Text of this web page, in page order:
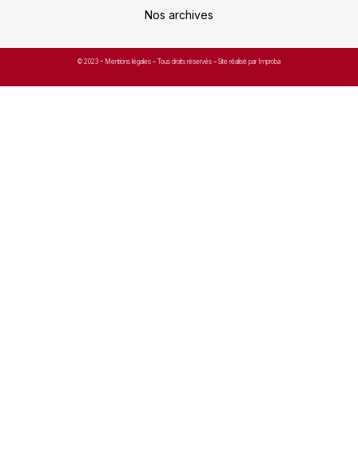
Nos archives
© 2023 – Mentions légales – Tous droits réservés – Site réalisé par Improba